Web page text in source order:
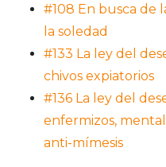
#108 En busca de
la soledad
#133 La ley del
chivos expiatorios
#136 La ley del
enfermizos,
anti-mímesis